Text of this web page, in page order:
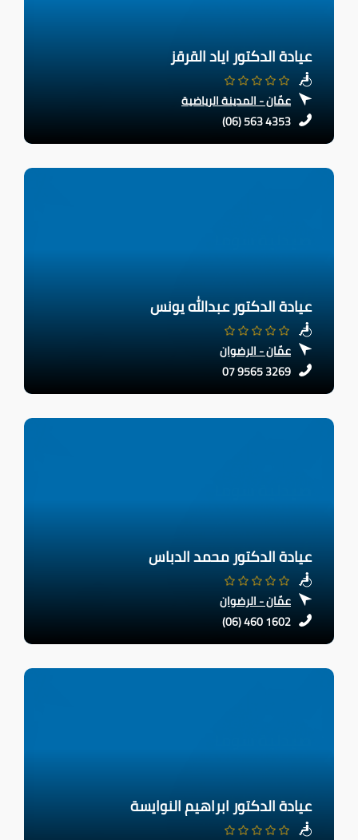
عيادة الدكتور اياد القرقز
عمّان - المدينة الرياضية
(06) 563 4353
عيادة الدكتور عبدالله يونس
عمّان - الرضوان
07 9565 3269
عيادة الدكتور محمد الدباس
عمّان - الرضوان
(06) 460 1602
عيادة الدكتور ابراهيم النوايسة